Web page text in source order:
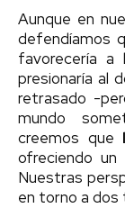
Aunque en
defendíamos
favorecería a
presionaría al
retrasado -
mundo
creemos que
ofreciendo un
Nuestras
en torno a dos